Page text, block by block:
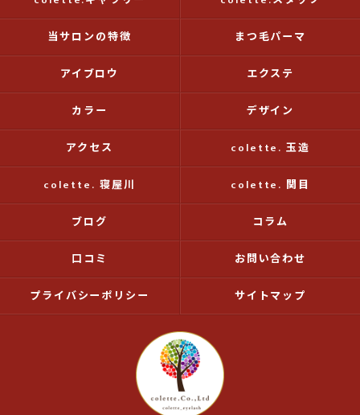
当サロンの特徴 まつ毛パーマ
アイブロウ エクステ
カラー デザイン
アクセス colette. 玉造
colette. 寝屋川 colette. 関目
ブログ コラム
口コミ お問い合わせ
プライバシーポリシー サイトマップ